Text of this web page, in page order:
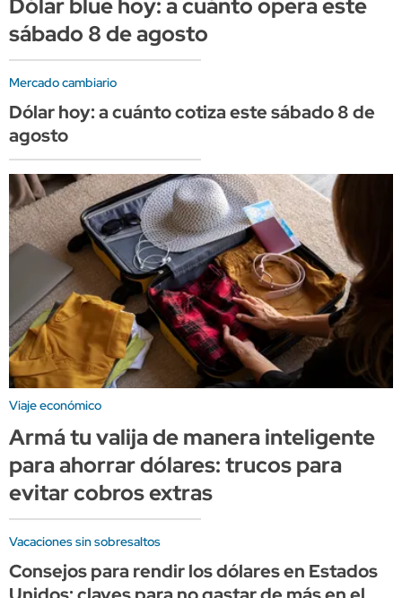
sábado 8 de agosto
Mercado cambiario
Dólar hoy: a cuánto cotiza este sábado 8 de
agosto
Viaje económico
Armá tu valija de manera inteligente
para ahorrar dólares: trucos para
evitar cobros extras
Vacaciones sin sobresaltos
Consejos para rendir los dólares en Estados